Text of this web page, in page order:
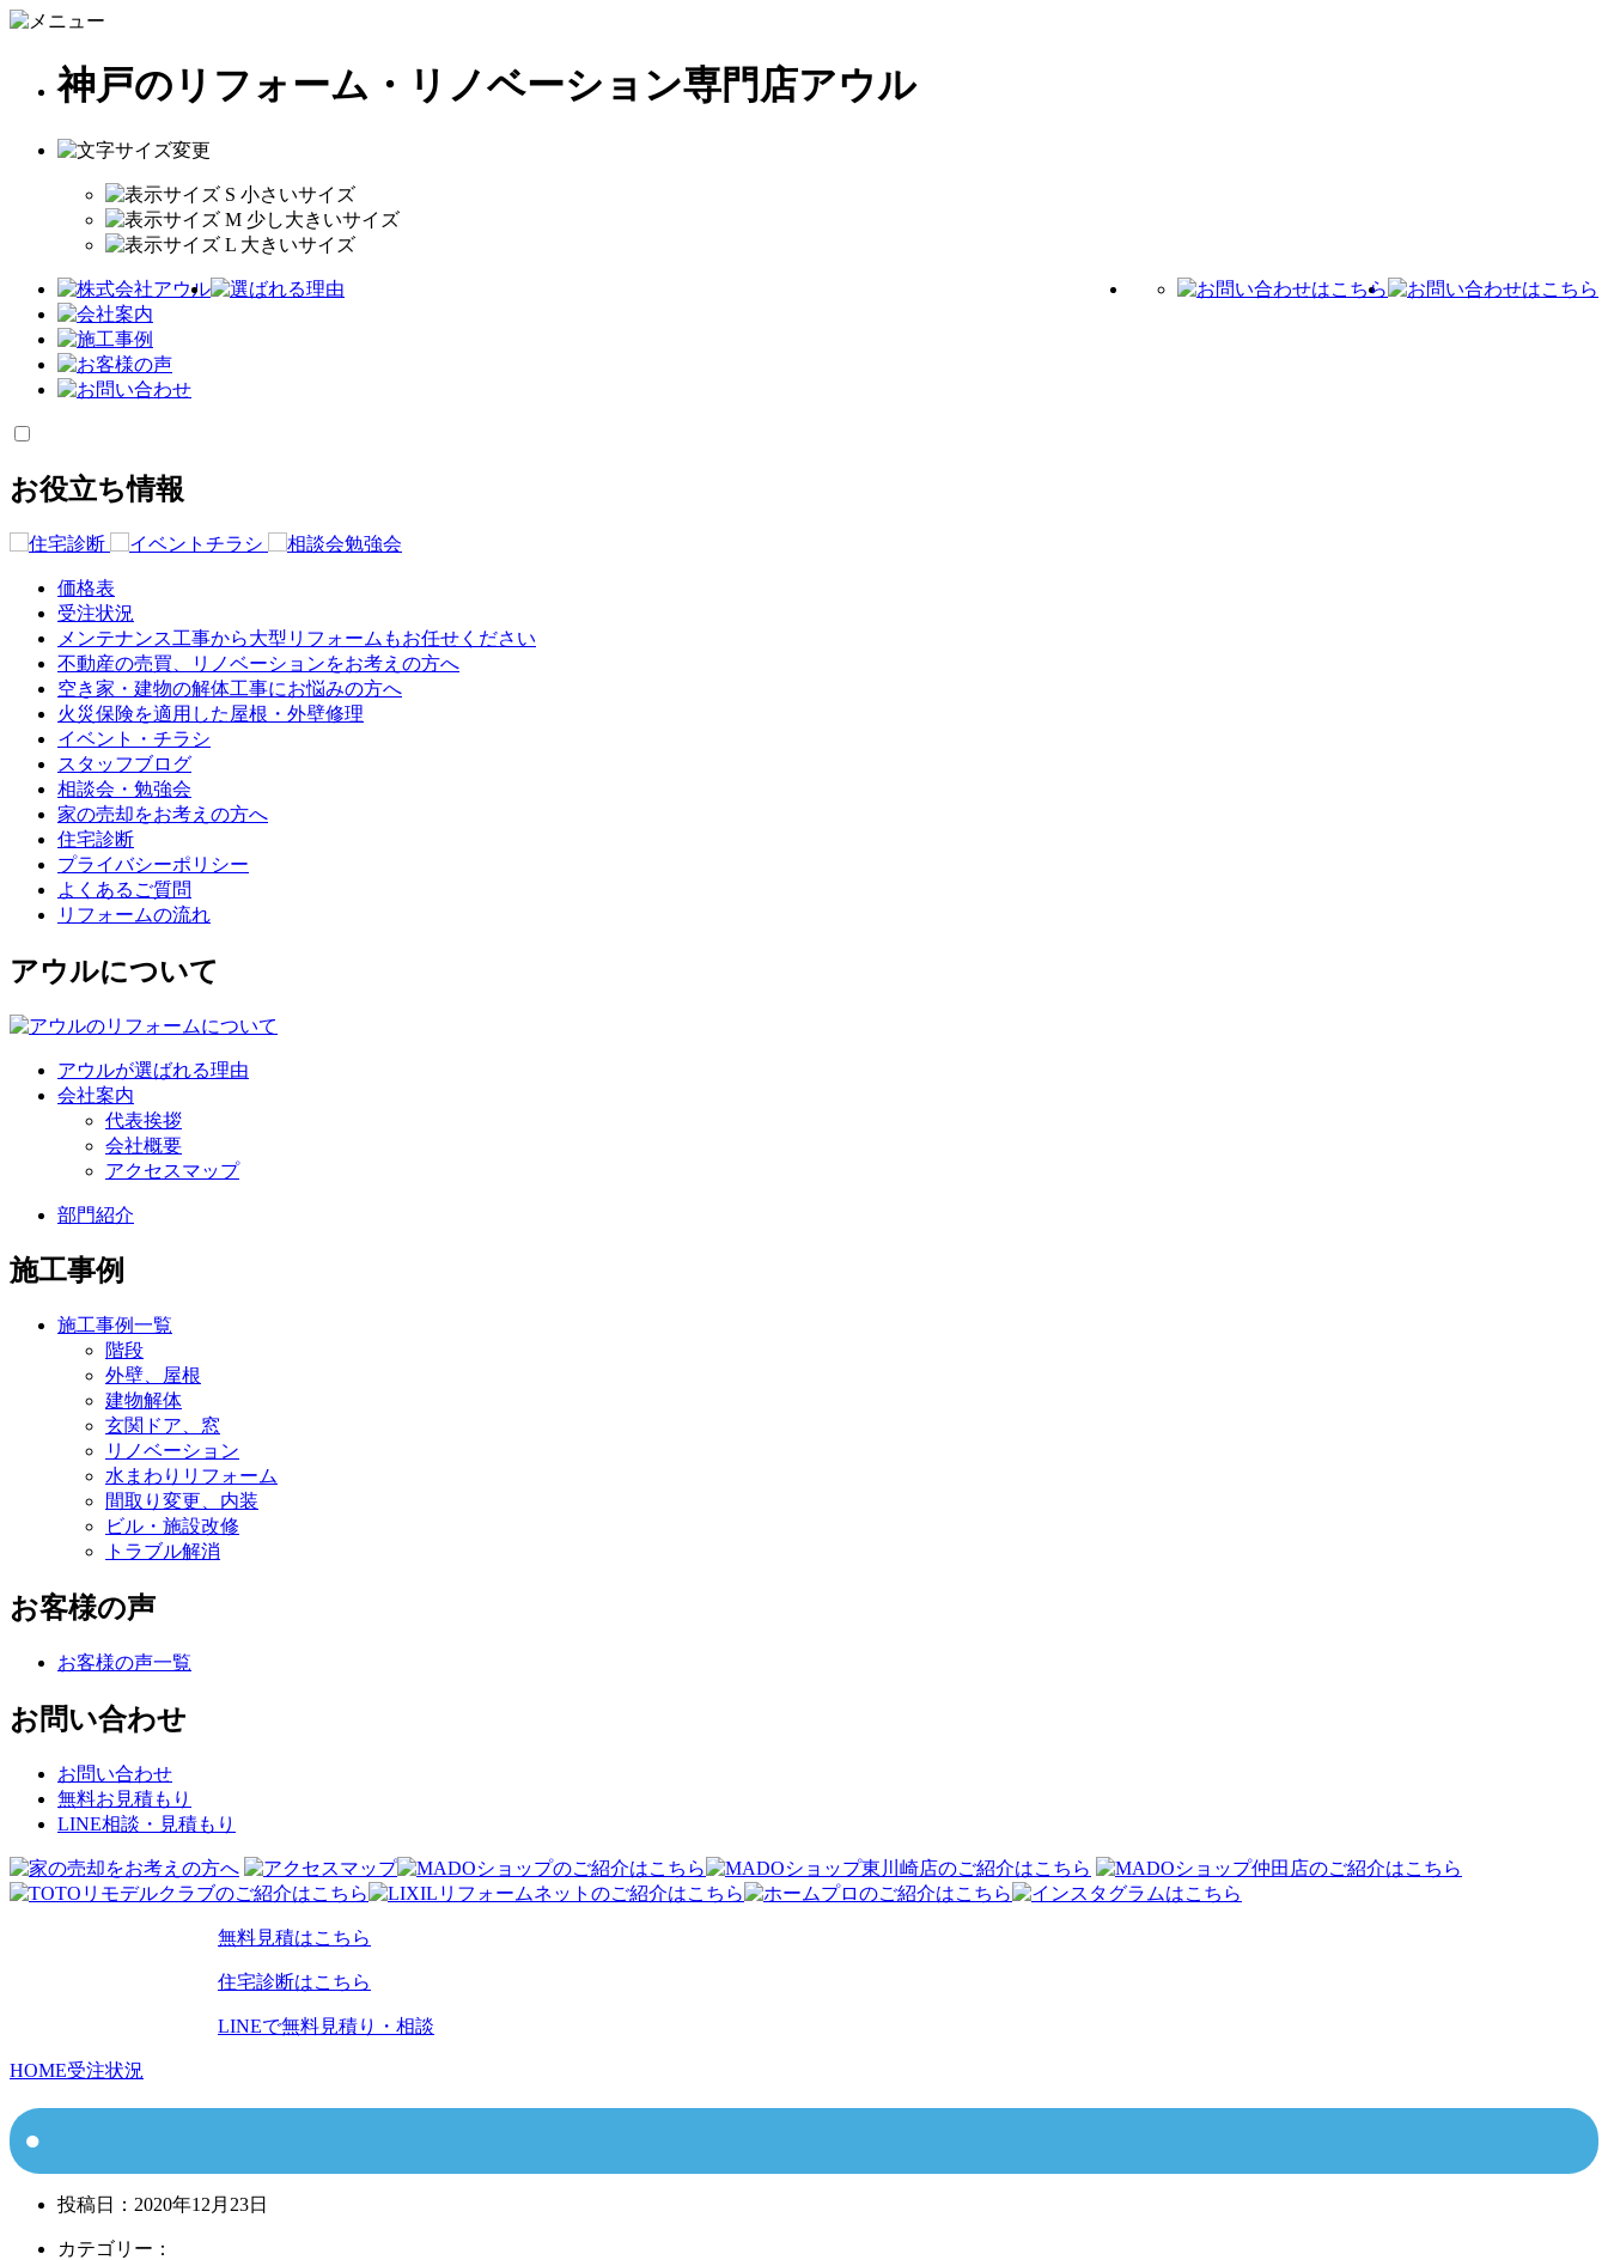
神戸のリフォーム・リノベーション専門店アウル
お役立ち情報
価格表
受注状況
メンテナンス工事から大型リフォームもお任せください
不動産の売買、リノベーションをお考えの方へ
空き家・建物の解体工事にお悩みの方へ
火災保険を適用した屋根・外壁修理
イベント・チラシ
スタッフブログ
相談会・勉強会
家の売却をお考えの方へ
住宅診断
プライバシーポリシー
よくあるご質問
リフォームの流れ
アウルについて
アウルが選ばれる理由
会社案内
代表挨拶
会社概要
アクセスマップ
部門紹介
施工事例
施工事例一覧
階段
外壁、屋根
建物解体
玄関ドア、窓
リノベーション
水まわりリフォーム
間取り変更、内装
ビル・施設改修
トラブル解消
お客様の声
お客様の声一覧
お問い合わせ
お問い合わせ
無料お見積もり
LINE相談・見積もり
無料見積はこちら
住宅診断はこちら
LINEで無料見積り・相談
HOME受注状況
投稿日： 2020年12月23日
カテゴリー：